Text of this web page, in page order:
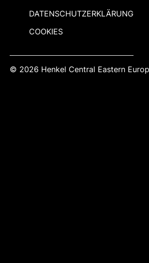
DATENSCHUTZERKLÄRUNG
COOKIES
© 2026 Henkel Central Eastern